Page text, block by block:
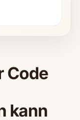
Code
kann